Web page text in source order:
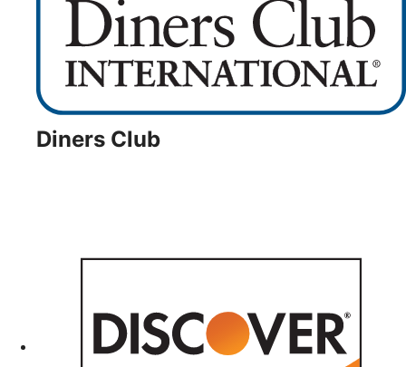
Diners Club